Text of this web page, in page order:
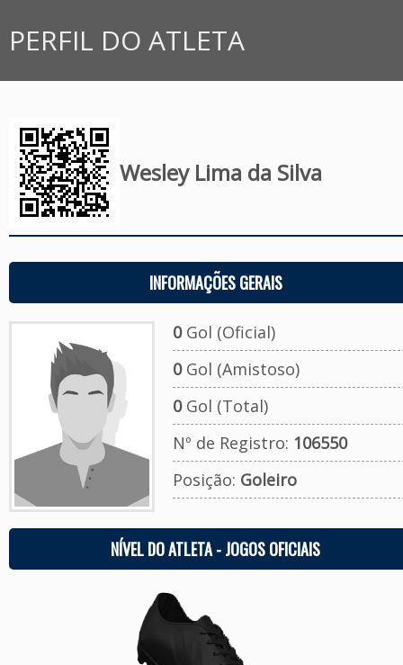
PERFIL DO ATLETA
Wesley Lima da Silva
INFORMAÇÕES GERAIS
0Gol (Oficial)
0Gol (Amistoso)
0Gol (Total)
Nº de Registro: 106550
Posição: Goleiro
NÍVEL DO ATLETA - JOGOS OFICIAIS